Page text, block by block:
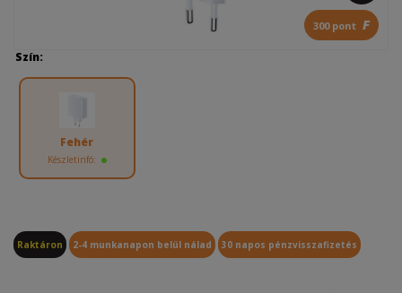
300 pont F
Szín:
Fehér
Készletinfó:
Raktáron 2-4 munkanapon belül nálad 30 napos pénzvisszafizetés